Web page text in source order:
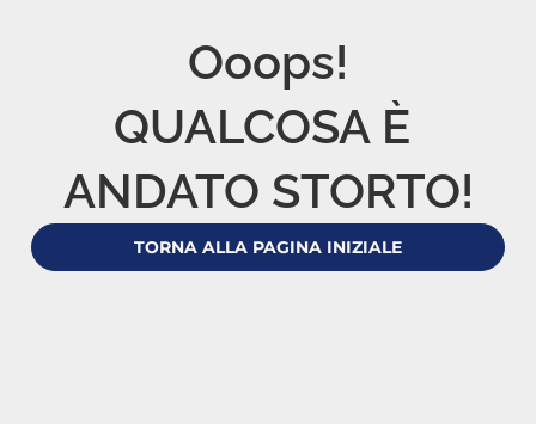
Ooops!
QUALCOSA È
ANDATO STORTO!
TORNA ALLA PAGINA INIZIALE